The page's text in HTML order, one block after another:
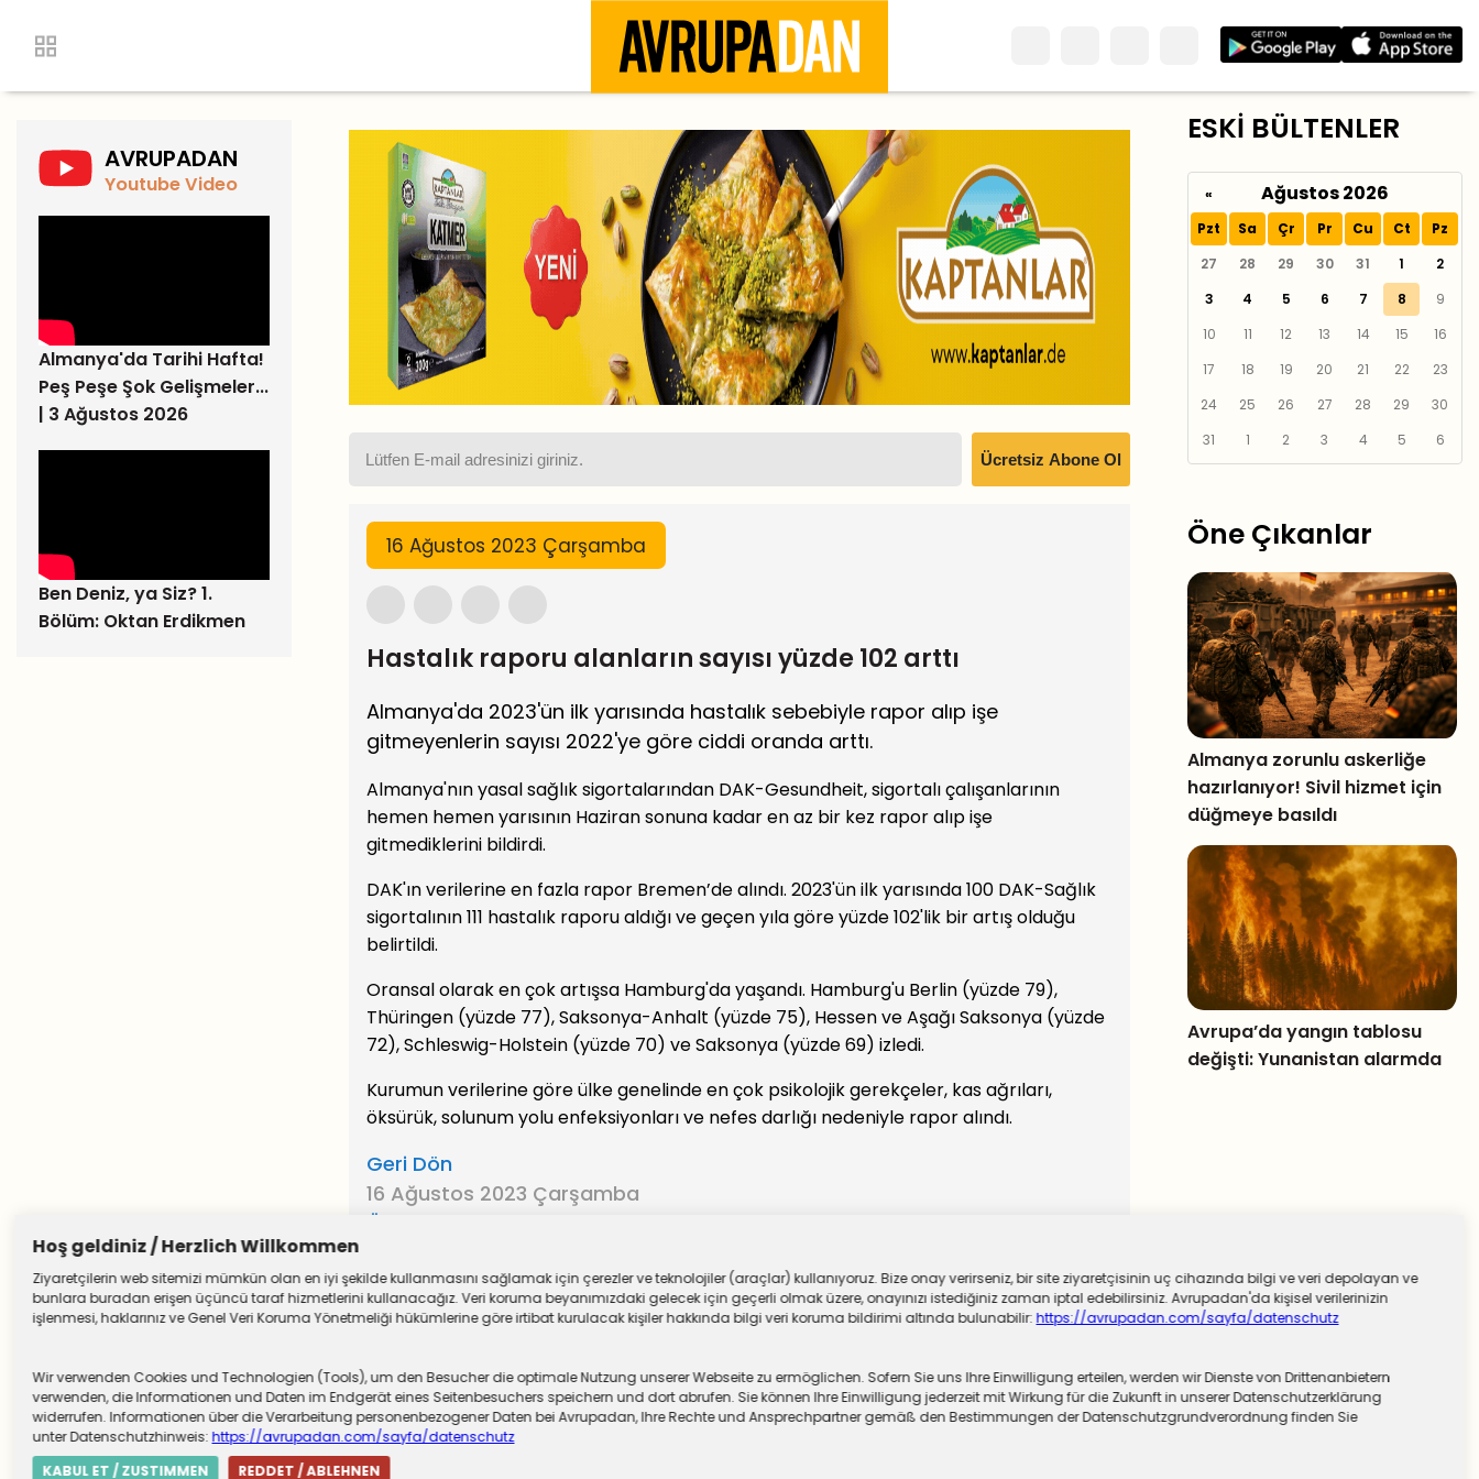
AVRUPADAN
Youtube Video
Almanya'da Tarihi Hafta!
Peş Peşe Şok Gelişmeler...
| 3 Ağustos 2026
Ben Deniz, ya Siz? 1.
Bölüm: Oktan Erdikmen
16 Ağustos 2023 Çarşamba
Hastalık raporu alanların sayısı yüzde 102 arttı
Almanya'da 2023'ün ilk yarısında hastalık sebebiyle rapor alıp işe
gitmeyenlerin sayısı 2022'ye göre ciddi oranda arttı.
Almanya'nın yasal sağlık sigortalarından DAK-Gesundheit, sigortalı çalışanlarının
hemen hemen yarısının Haziran sonuna kadar en az bir kez rapor alıp işe
gitmediklerini bildirdi.
DAK'ın verilerine en fazla rapor Bremen’de alındı. 2023'ün ilk yarısında 100 DAK-Sağlık
sigortalının 111 hastalık raporu aldığı ve geçen yıla göre yüzde 102'lik bir artış olduğu
belirtildi.
Oransal olarak en çok artışsa Hamburg'da yaşandı. Hamburg'u Berlin (yüzde 79),
Thüringen (yüzde 77), Saksonya-Anhalt (yüzde 75), Hessen ve Aşağı Saksonya (yüzde
72), Schleswig-Holstein (yüzde 70) ve Saksonya (yüzde 69) izledi.
Kurumun verilerine göre ülke genelinde en çok psikolojik gerekçeler, kas ağrıları,
öksürük, solunum yolu enfeksiyonları ve nefes darlığı nedeniyle rapor alındı.
Geri Dön
16 Ağustos 2023 Çarşamba
Önceki Yazılar
ESKİ BÜLTENLER
« Ağustos 2026
Pzt Sa Çr Pr Cu Ct
Pz
27
28 29 30 31 1
2
3
4 5 6 7 8
9
10
11 12 13 14 15
16
17
18 19 20 21 22
23
24
25 26 27 28 29
30
31
1 2 3 4 5 6
Öne Çıkanlar
Almanya zorunlu askerliğe
hazırlanıyor! Sivil hizmet için
düğmeye basıldı
Avrupa’da yangın tablosu
değişti: Yunanistan alarmda
Hoş geldiniz / Herzlich Willkommen
Ziyaretçilerin web sitemizi mümkün olan en iyi şekilde kullanmasını sağlamak için çerezler ve teknolojiler (araçlar) kullanıyoruz. Bize onay verirseniz, bir site ziyaretçisinin uç cihazında bilgi ve veri depolayan ve
bunlara buradan erişen üçüncü taraf hizmetlerini kullanacağız. Veri koruma beyanımızdaki gelecek için geçerli olmak üzere, onayınızı istediğiniz zaman iptal edebilirsiniz. Avrupadan'da kişisel verilerinizin
işlenmesi, haklarınız ve Genel Veri Koruma Yönetmeliği hükümlerine göre irtibat kurulacak kişiler hakkında bilgi veri koruma bildirimi altında bulunabilir: https://avrupadan.com/sayfa/datenschutz
Wir verwenden Cookies und Technologien (Tools), um den Besucher die optimale Nutzung unserer Webseite zu ermöglichen. Sofern Sie uns Ihre Einwilligung erteilen, werden wir Dienste von Drittenanbietern
verwenden, die Informationen und Daten im Endgerät eines Seitenbesuchers speichern und dort abrufen. Sie können Ihre Einwilligung jederzeit mit Wirkung für die Zukunft in unserer Datenschutzerklärung
widerrufen. Informationen über die Verarbeitung personenbezogener Daten bei Avrupadan, Ihre Rechte und Ansprechpartner gemäß den Bestimmungen der Datenschutzgrundverordnung finden Sie
unter Datenschutzhinweis: https://avrupadan.com/sayfa/datenschutz
KABUL ET / ZUSTIMMEN
REDDET / ABLEHNEN